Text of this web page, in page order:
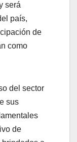
será
país,
de
como
del sector
sus
de